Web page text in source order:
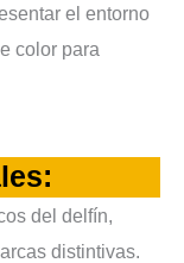
el entorno
color para
del delfín,
distintivas.